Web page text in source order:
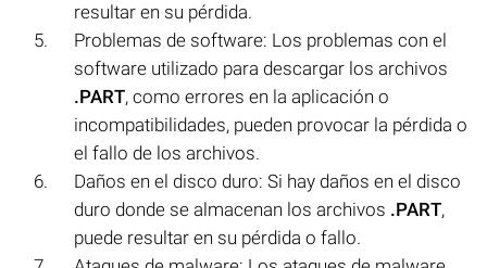
resultar en su pérdida.
Problemas de software: Los problemas con el
software utilizado para descargar los archivos
.PART, como errores en la aplicación o
incompatibilidades, pueden provocar la pérdida o
el fallo de los archivos.
Daños en el disco duro: Si hay daños en el disco
duro donde se almacenan los archivos .PART,
puede resultar en su pérdida o fallo.